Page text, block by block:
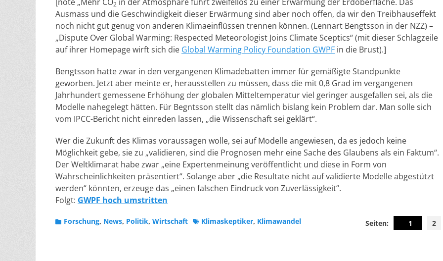
2
Ausmass und die Geschwindigkeit dieser Erwärmung sind aber noch offen, da wir den Treibhauseffekt
noch nicht gut genug von anderen Klimaeinflüssen trennen können. (Lennart Bengtsson in der NZZ) –
„Dispute Over Global Warming: Respected Meteorologist Joins Climate Sceptics“ (mit dieser Schlagzeile
auf ihrer Homepage wirft sich die Global Warming Policy Foundation GWPF in die Brust).]
Bengtsson hatte zwar in den vergangenen Klimadebatten immer für gemäßigte Standpunkte
geworben. Jetzt aber meinte er, herausstellen zu müssen, dass die mit 0,8 Grad im vergangenen
Jahrhundert gemessene Erhöhung der globalen Mitteltemperatur viel geringer ausgefallen sei, als die
Modelle nahegelegt hätten. Für Begntsson stellt das nämlich bislang kein Problem dar. Man solle sich
vom IPCC-Bericht nicht einreden lassen, „die Wissenschaft sei geklärt“.
Wer die Zukunft des Klimas voraussagen wolle, sei auf Modelle angewiesen, da es jedoch keine
Möglichkeit gebe, sie zu „validieren, sind die Prognosen mehr eine Sache des Glaubens als ein Faktum“.
Der Weltklimarat habe zwar „eine Expertenmeinung veröffentlicht und diese in Form von
Wahrscheinlichkeiten präsentiert“. Solange aber „die Resultate nicht auf validierte Modelle abgestützt
werden“ könnten, erzeuge das „einen falschen Eindruck von Zuverlässigkeit“.
Folgt: GWPF hoch umstritten
Seiten: 1 2
Kategorien
Forschung, News, Politik, Wirtschaft Schlagworte
Klimaskeptiker, Klimawandel